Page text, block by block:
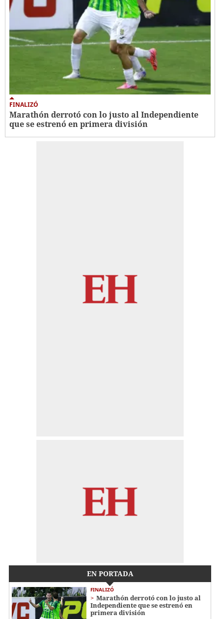
FINALIZÓ
Marathón derrotó con lo justo al Independiente
que se estrenó en primera división
EN PORTADA
FINALIZÓ
Marathón derrotó con lo justo al
Independiente que se estrenó en
primera división